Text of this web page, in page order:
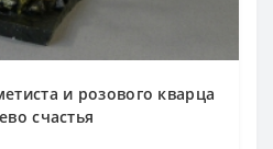
и розового кварца
счастья